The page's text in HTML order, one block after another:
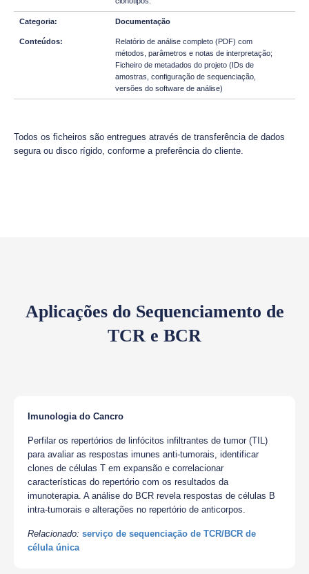
Documentação
Relatório de análise completo (PDF) com
métodos, parâmetros e notas de interpretação;
Ficheiro de metadados do projeto (IDs de
amostras, configuração de sequenciação,
versões do software de análise)
Todos os ficheiros são entregues através de transferência de dados
segura ou disco rígido, conforme a preferência do cliente.
Aplicações do Sequenciamento de
TCR e BCR
Imunologia do Cancro
Perfilar os repertórios de linfócitos infiltrantes de tumor (TIL)
para avaliar as respostas imunes anti-tumorais, identificar
clones de células T em expansão e correlacionar
características do repertório com os resultados da
imunoterapia. A análise do BCR revela respostas de células B
intra-tumorais e alterações no repertório de anticorpos.
Relacionado: serviço de sequenciação de TCR/BCR de
célula única